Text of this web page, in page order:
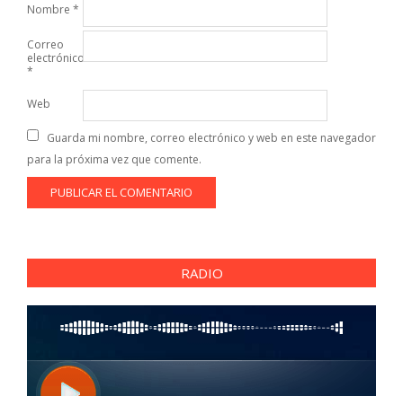
Nombre *
Correo
electrónico
*
Web
Guarda mi nombre, correo electrónico y web en este navegador
para la próxima vez que comente.
RADIO